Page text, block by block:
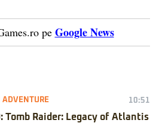
pe Google News
ADVENTURE 10:51
Tomb Raider: Legacy of Atlantis